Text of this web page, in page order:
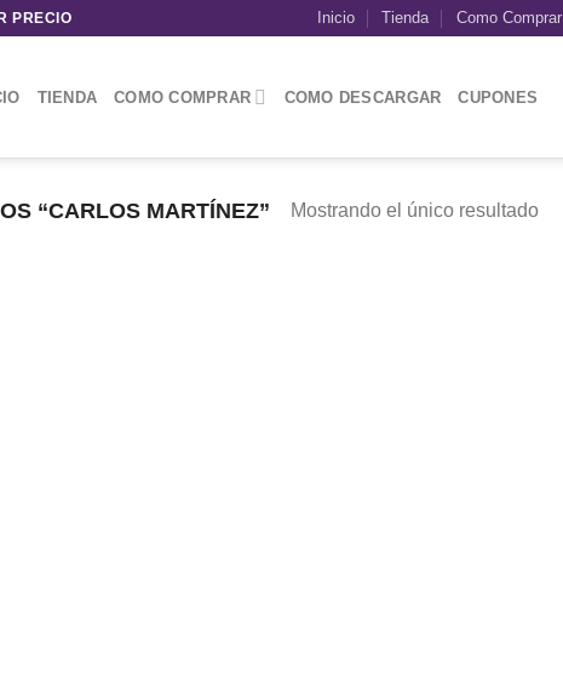
PRECIO Inicio Tienda Como Comprar
TIENDA COMO COMPRAR COMO DESCARGAR CUPONES
“CARLOS MARTÍNEZ” Mostrando el único resultado